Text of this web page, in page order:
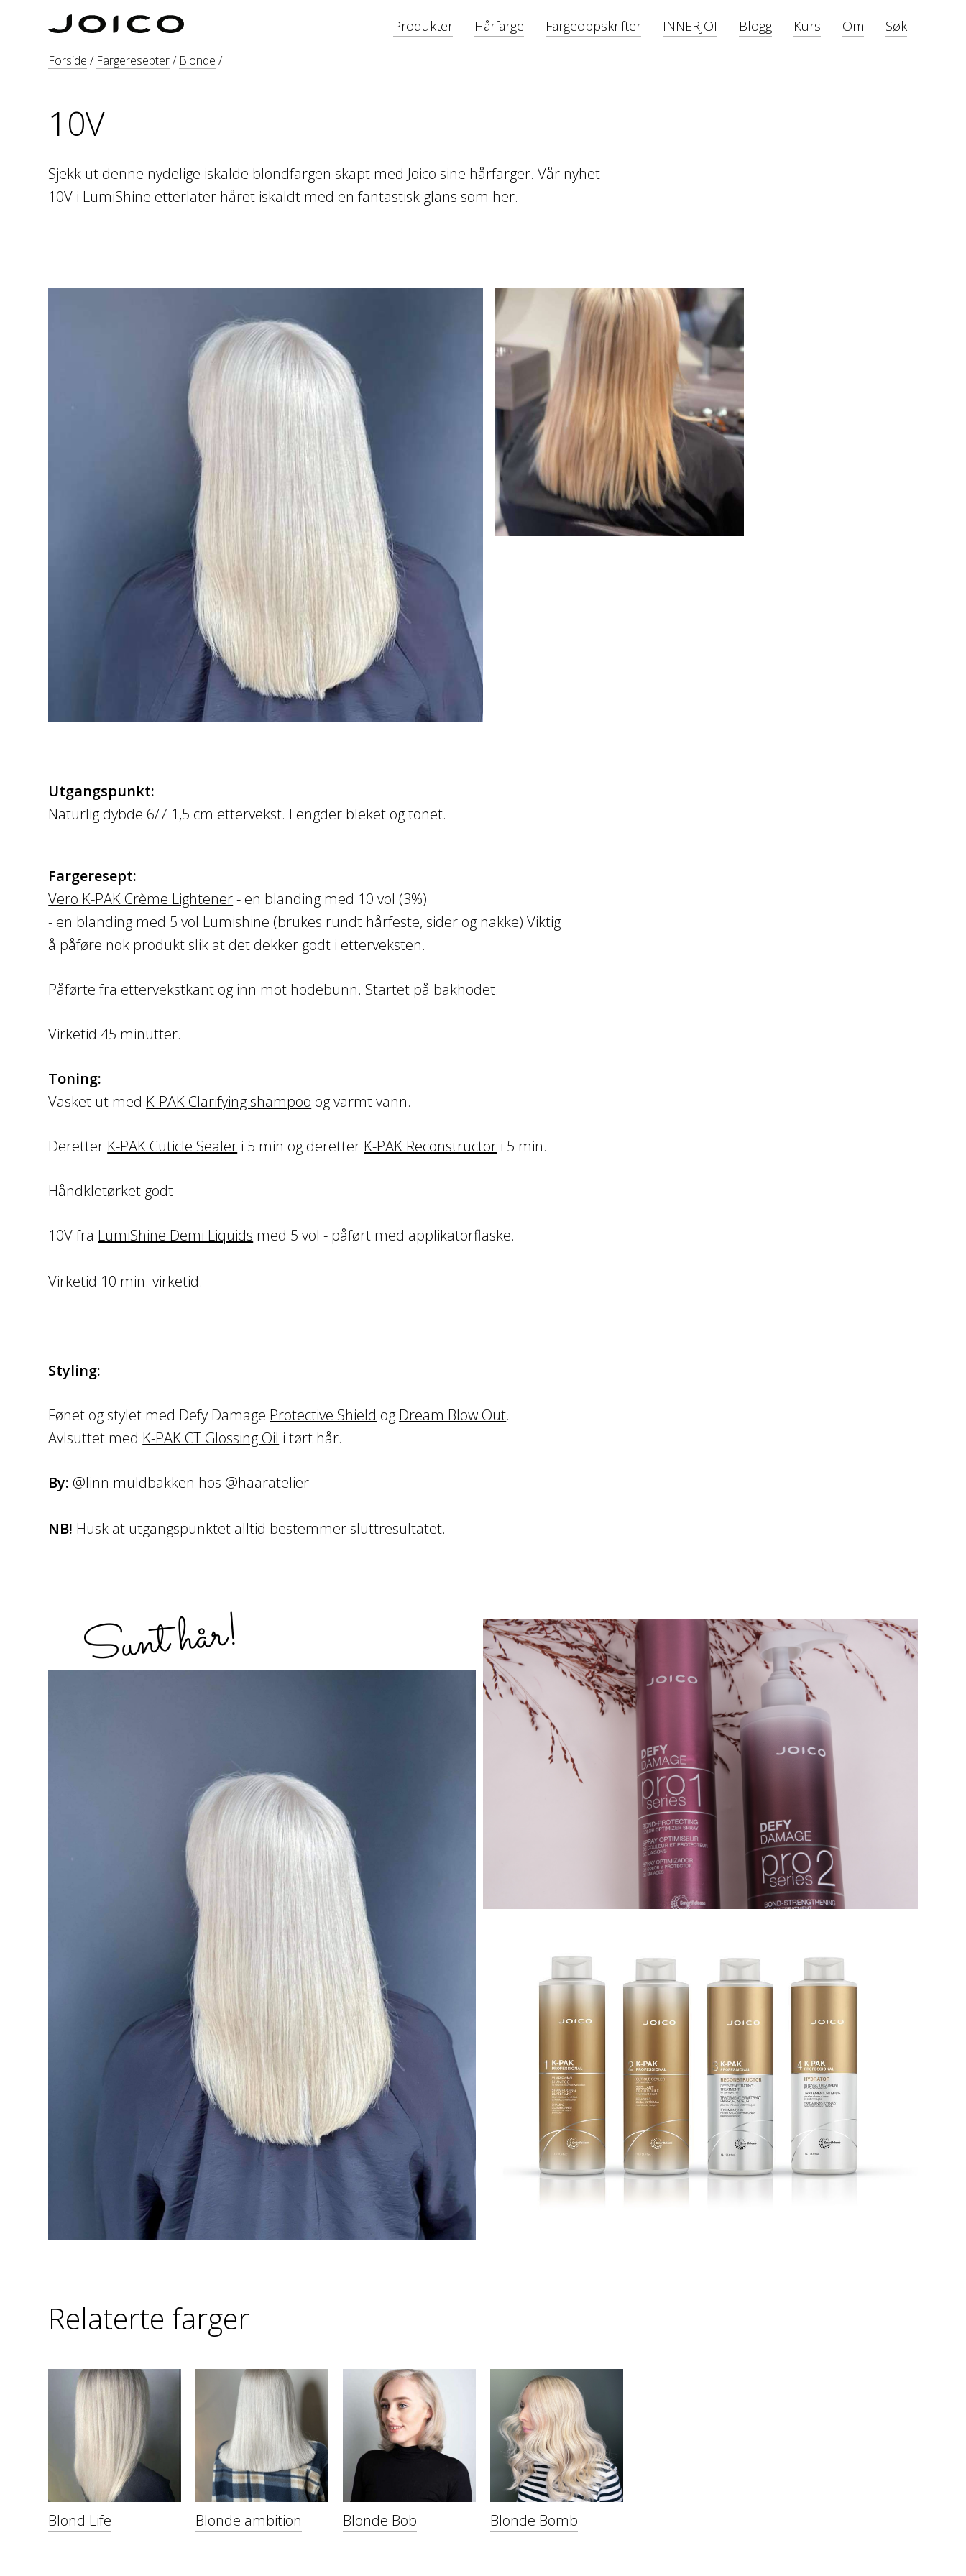
Produkter Hårfarge Fargeoppskrifter INNERJOI Blogg Kurs Om Søk
Forside / Fargeresepter/ Blonde /
10V
Sjekk ut denne nydelige iskalde blondfargen skapt med Joico sine hårfarger. Vår nyhet
10V i LumiShine etterlater håret iskaldt med en fantastisk glans som her.
Utgangspunkt:
Naturlig dybde 6/7 1,5 cm ettervekst. Lengder bleket og tonet.
Fargeresept:
Vero K-PAK Crème Lightener- en blanding med 10 vol (3%)
- en blanding med 5 vol Lumishine (brukes rundt hårfeste, sider og nakke) Viktig
å påføre nok produkt slik at det dekker godt i etterveksten.
Påførte fra ettervekstkant og inn mot hodebunn. Startet på bakhodet.
Virketid 45 minutter.
Toning:
Vasket ut med K-PAK Clarifying shampoo og varmt vann.
Deretter K-PAK Cuticle Sealer i 5 min og deretter K-PAK Reconstructor i 5 min.
Håndkletørket godt
10V fra LumiShine Demi Liquids med 5 vol - påført med applikatorflaske.
Virketid 10 min. virketid.
Styling:
Fønet og stylet med Defy Damage Protective Shield og Dream Blow Out.
Avlsuttet med K-PAK CT Glossing Oil i tørt hår.
By: @linn.muldbakken hos @haaratelier
NB! Husk at utgangspunktet alltid bestemmer sluttresultatet.
Sunt hår!
Relaterte farger
Blond Life Blonde ambition Blonde Bob Blonde Bomb